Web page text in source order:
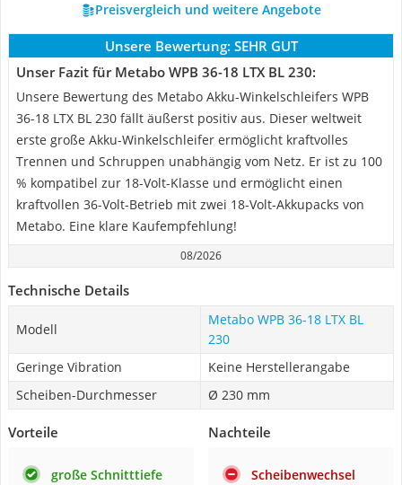
Preisvergleich und weitere Angebote
Unsere Bewertung: SEHR GUT
Unser Fazit für Metabo WPB 36-18 LTX BL 230:
Unsere Bewertung des Metabo Akku-Winkelschleifers WPB
36-18 LTX BL 230 fällt äußerst positiv aus. Dieser weltweit
erste große Akku-Winkelschleifer ermöglicht kraftvolles
Trennen und Schruppen unabhängig vom Netz. Er ist zu 100
% kompatibel zur 18-Volt-Klasse und ermöglicht einen
kraftvollen 36-Volt-Betrieb mit zwei 18-Volt-Akkupacks von
Metabo. Eine klare Kaufempfehlung!
08/2026
Technische Details
Modell
Metabo WPB 36-18 LTX BL
230
Geringe Vibration
Keine Herstellerangabe
Scheiben-Durchmesser
Ø 230 mm
Vorteile
große Schnitttiefe
Nachteile
Scheibenwechsel